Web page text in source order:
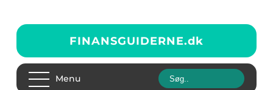
FINANSGUIDERNE.dk
Menu